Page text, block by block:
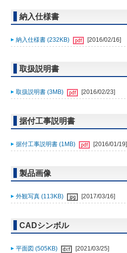
納入仕様書
納入仕様書 (232KB) [2016/02/16]
取扱説明書
取扱説明書 (3MB) [2016/02/23]
据付工事説明書
据付工事説明書 (1MB) [2016/01/19]
製品画像
外観写真 (113KB) [2017/03/16]
CADシンボル
平面図 (505KB)
[2021/03/25]